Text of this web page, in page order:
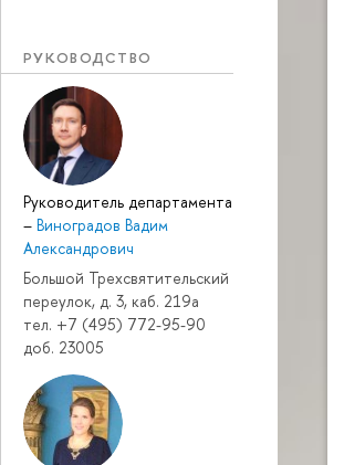
РУКОВОДСТВО
Руководитель департамента
– Виноградов Вадим
Александрович
Большой Трехсвятительский
переулок, д. 3, каб. 219a
тел. +7 (495) 772-95-90
доб. 23005